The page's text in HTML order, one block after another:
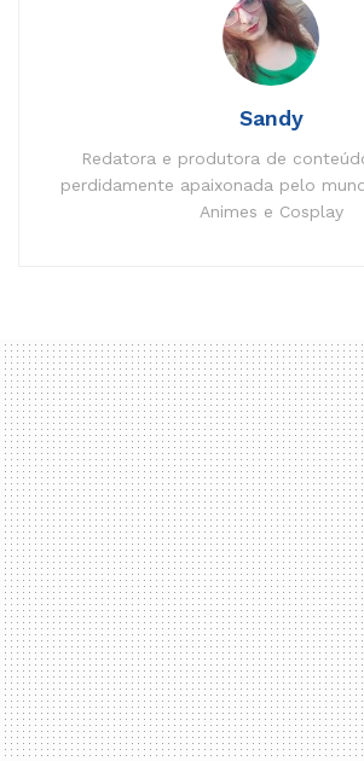
Sandy
Redatora e produtora de
perdidamente apaixonada pelo
Animes e Cosplay